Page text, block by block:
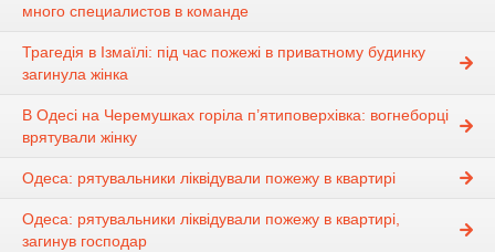
много специалистов в команде
Трагедія в Ізмаїлі: під час пожежі в приватному будинку
загинула жінка
В Одесі на Черемушках горіла п’ятиповерхівка: вогнеборці
врятували жінку
Одеса: рятувальники ліквідували пожежу в квартирі
Одеса: рятувальники ліквідували пожежу в квартирі,
загинув господар